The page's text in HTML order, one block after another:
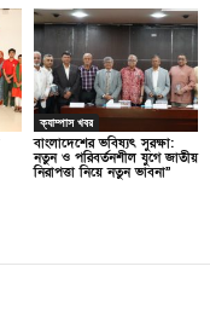
ক্যাম্পাস খবর
বাংলাদেশের ভবিষ্যৎ সুরক্ষা:
নতুন ও পরিবর্তনশীল যুগে জাতীয়
নিরাপত্তা নিয়ে নতুন ভাবনা”